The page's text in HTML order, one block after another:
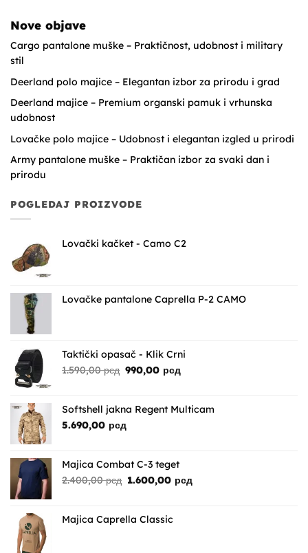
Nove objave
Cargo pantalone muške – Praktičnost, udobnost i military
stil
Deerland polo majice – Elegantan izbor za prirodu i grad
Deerland majice – Premium organski pamuk i vrhunska
udobnost
Lovačke polo majice – Udobnost i elegantan izgled u prirodi
Army pantalone muške – Praktičan izbor za svaki dan i
prirodu
POGLEDAJ PROIZVODE
Lovački kačket - Camo C2
Lovačke pantalone Caprella P-2 CAMO
Taktički opasač - Klik Crni
1.590,00рсд Originalna
bila:
1.590,00 рсд.
990,00 рсд
990,00 рсд.
Softshell jakna Regent Multicam
5.690,00 рсд
Majica Combat C-3 teget
2.400,00рсд Originalna
bila:
1.600,00 рсд
Majica Caprella Classic